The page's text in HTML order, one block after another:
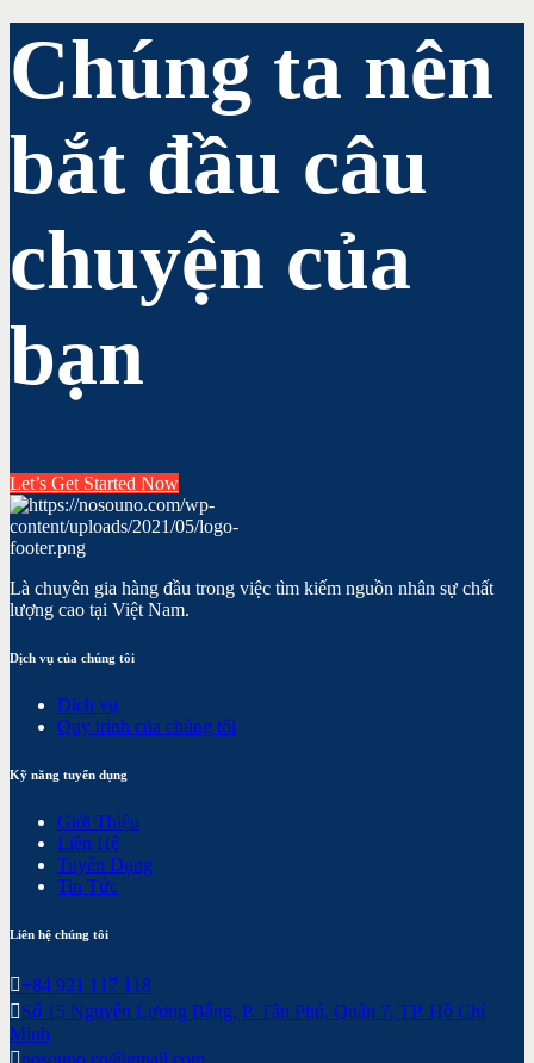
Chúng ta nên
bắt đầu câu
chuyện của
bạn
Let’s Get Started Now
Là chuyên gia hàng đầu trong việc tìm kiếm nguồn nhân sự chất
lượng cao tại Việt Nam.
Dịch vụ của chúng tôi
Dịch vụ
Quy trình của chúng tôi
Kỹ năng tuyển dụng
Giới Thiệu
Liên Hệ
Tuyển Dụng
Tin Tức
Liên hệ chúng tôi
+84 921 117 118
Số 15 Nguyễn Lương Bằng, P. Tân Phú, Quận 7, TP. Hồ Chí
Minh
nosouno.co@gmail.com